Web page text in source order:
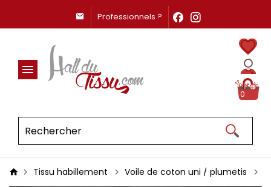
Professionnels ?
0
Tissu habillement Voile de coton uni / plumetis